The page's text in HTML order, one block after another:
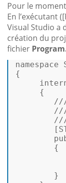
Pour le
En l’exécutant
Visual Studio a
création du
fichier
namespace
{
{
[
{
}